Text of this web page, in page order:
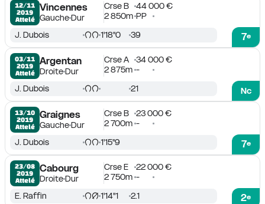
12/11
2019
Attelé
Vincennes
GaucheDur
Crse B
44 000 €
2 850m PP
7e
J. Dubois 1'18''0 39
03/11
2019
Attelé
Argentan
DroiteDur
Crse A
34 000 €
2 875m -
Nc
J. Dubois 21
13/10
2019
Attelé
Graignes
GaucheDur
Crse B
23 000 €
2 700m -
7e
J. Dubois 1'15''9
23/08
2019
Attelé
Cabourg
DroiteDur
Crse E
22 000 €
2 750m -
2e
E. Raffin 1'14''1 2.1